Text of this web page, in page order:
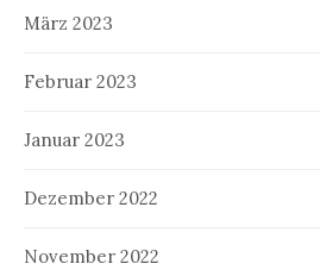
März 2023
Februar 2023
Januar 2023
Dezember 2022
November 2022